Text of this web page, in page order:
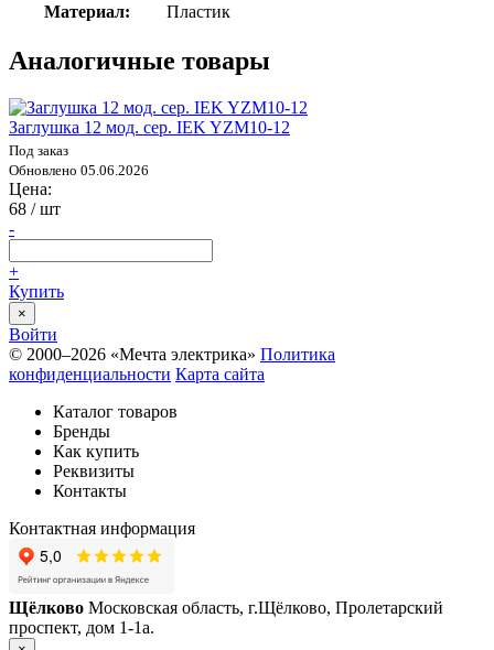
Материал:
Пластик
Аналогичные товары
Заглушка 12 мод. сер. IEK YZM10-12
Под заказ
Обновлено 05.06.2026
Цена:
68 / шт
-
+
Купить
×
Войти
© 2000–2026 «Мечта электрика» Политика
конфиденциальности Карта сайта
Каталог товаров
Бренды
Как купить
Реквизиты
Контакты
Контактная информация
Щёлково Московская область, г.Щёлково, Пролетарский
проспект, дом 1‑1а.